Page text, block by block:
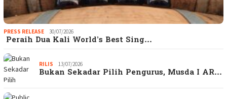
PRESS RELEASE 30/07/2026
Peraih Dua Kali World’s Best Sing…
RILIS 13/07/2026
Bukan Sekadar Pilih Pengurus, Musda I AR…